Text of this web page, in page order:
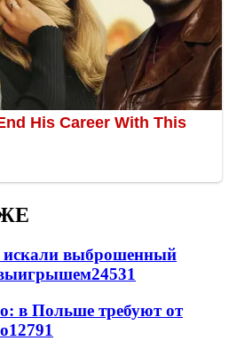
искали выброшенный
выигрышем24531
в Польше требуют от
12791